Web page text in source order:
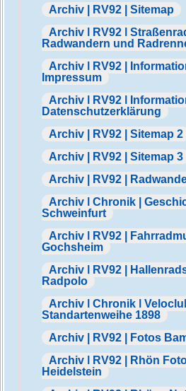
Archiv | RV92 | Sitemap
Archiv | RV92 |
Radwandern und
Archiv | RV92 |
Impressum
Archiv | RV92 |
Datenschutzerklärung
Archiv | RV92 | Sitemap 2
Archiv | RV92 | Sitemap 3
Archiv | RV92 |
Archiv | Chronik |
Schweinfurt
Archiv | RV92 |
Gochsheim
Archiv | RV92 |
Radpolo
Archiv | Chronik |
Standartenweihe 1898
Archiv | RV92 | Fotos
Archiv | RV92 | Rhön
Heidelstein